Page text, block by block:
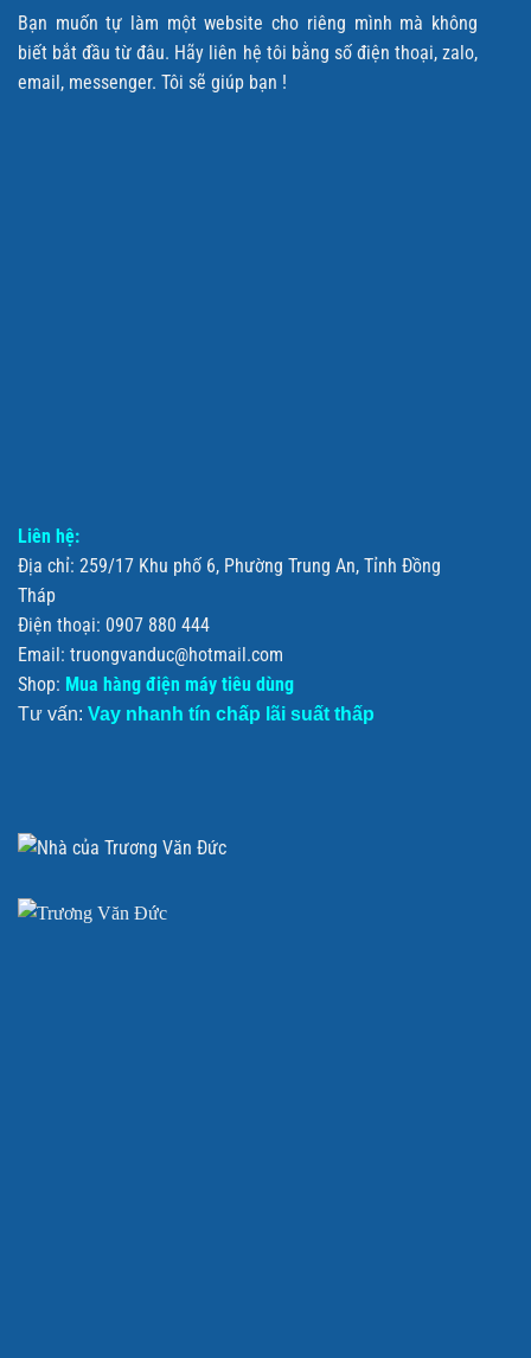
Bạn muốn tự làm một website cho riêng mình mà không
biết bắt đầu từ đâu. Hãy liên hệ tôi bằng số điện thoại, zalo,
email, messenger. Tôi sẽ giúp bạn !
Liên hệ:
Địa chỉ: 259/17 Khu phố 6, Phường Trung An, Tỉnh Đồng
Tháp
Điện thoại: 0907 880 444
Email: truongvanduc@hotmail.com
Shop: Mua hàng điện máy tiêu dùng
Tư vấn: Vay nhanh tín chấp lãi suất thấp